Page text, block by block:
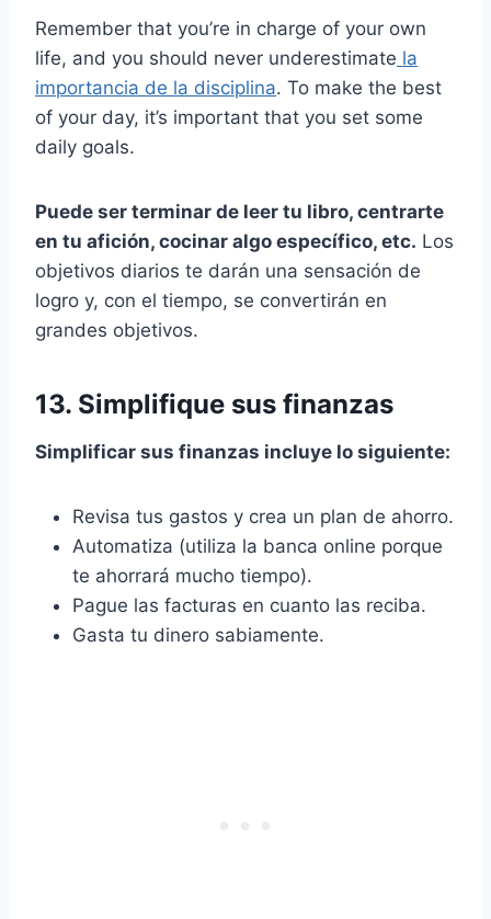
Remember that you’re in charge of your own
life, and you should never underestimate la
importancia de la disciplina. To make the best
of your day, it’s important that you set some
daily goals.
Puede ser terminar de leer tu libro, centrarte
en tu afición, cocinar algo específico, etc. Los
objetivos diarios te darán una sensación de
logro y, con el tiempo, se convertirán en
grandes objetivos.
13. Simplifique sus finanzas
Simplificar sus finanzas incluye lo siguiente:
Revisa tus gastos y crea un plan de ahorro.
Automatiza (utiliza la banca online porque
te ahorrará mucho tiempo).
Pague las facturas en cuanto las reciba.
Gasta tu dinero sabiamente.